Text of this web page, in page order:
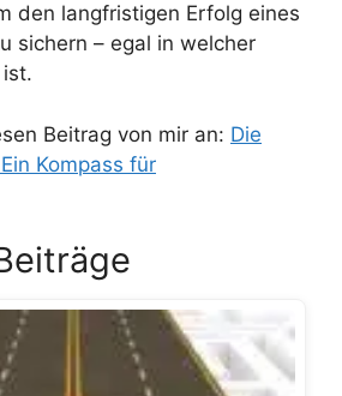
den langfristigen Erfolg eines
sichern – egal in welcher
Beitrag von mir an: Die
Kompass für